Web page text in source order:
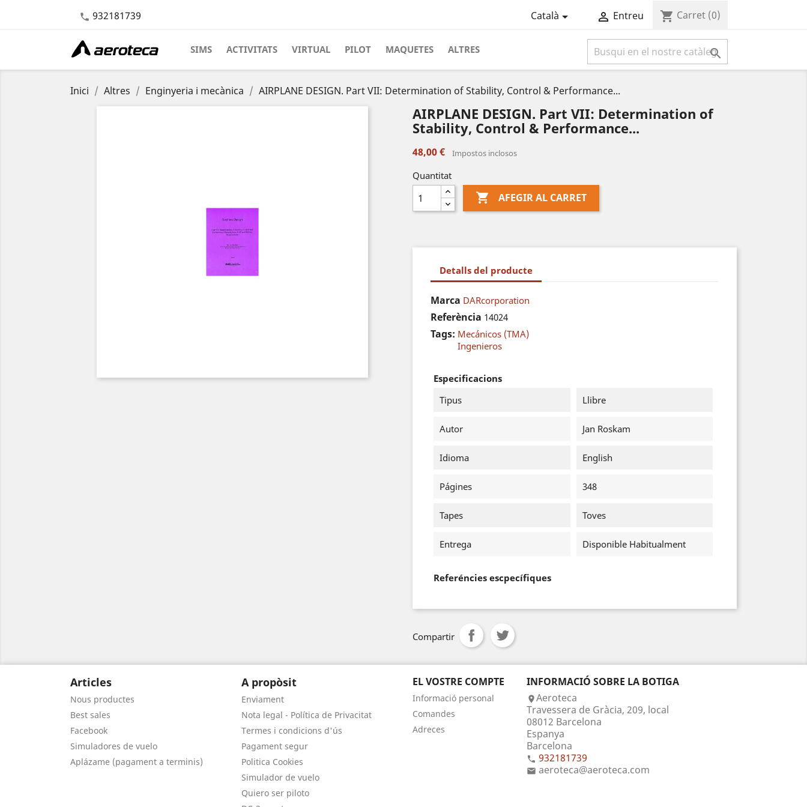
 932181739 Català  Entreu shopping_cart Carret (0)
SIMS ACTIVITATS VIRTUAL PILOT MAQUETES ALTRES 
Inici Altres Enginyeria i mecànica AIRPLANE DESIGN. Part VII: Determination of Stability, Control & Performance...
AIRPLANE DESIGN. Part VII: Determination of
Stability, Control & Performance...
48,00 € Impostos inclosos
Quantitat
 AFEGIR AL CARRET
Detalls del producte
Marca DARcorporation
Referència 14024
Tags: Mecánicos (TMA)
Ingenieros
Especificacions
Tipus
Llibre
Autor Jan Roskam
Idioma English
Págines 348
Tapes Toves
Entrega Disponible Habitualment
Referéncies escpecífiques
Compartir
Articles
Nous productes
Best sales
Facebook
Simuladores de vuelo
Aplázame (pagament a terminis)
A propòsit
Enviament
Nota legal - Política de Privacitat
Termes i condicions d'ús
Pagament segur
Politica Cookies
Simulador de vuelo
Quiero ser piloto
EL VOSTRE COMPTE
Informació personal
Comandes
Adreces
INFORMACIÓ SOBRE LA BOTIGA
Aeroteca
Travessera de Gràcia, 209, local
08012 Barcelona
Espanya
Barcelona
 932181739
 aeroteca@aeroteca.com